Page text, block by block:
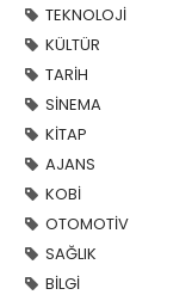
TEKNOLOJİ
KÜLTÜR
TARİH
SİNEMA
KİTAP
AJANS
KOBİ
OTOMOTİV
SAĞLIK
BİLGİ